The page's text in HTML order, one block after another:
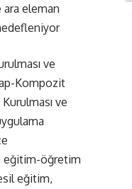
eleman
ve
Kompozit
ve
eğitim-öğretim
eğitim,